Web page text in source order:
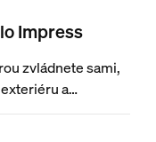
Impress
zvládnete sami,
a
Klepnutím v